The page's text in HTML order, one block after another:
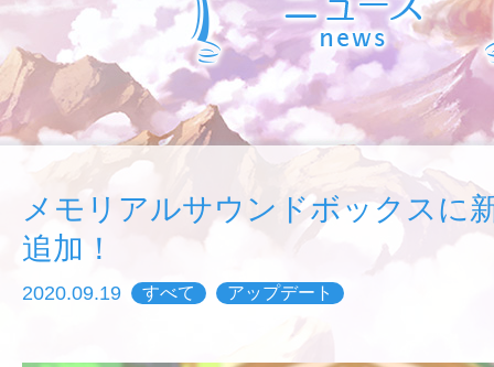
メモリアルサウンドボックスに
追加！
2020.09.19 すべて アップデート